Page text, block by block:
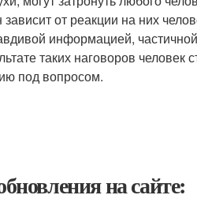
зависит от реакции на них
информацией,
таких наговоров
под вопросом.
на сайте: